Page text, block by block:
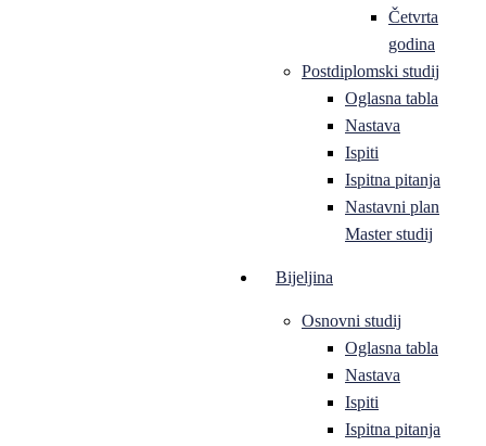
Četvrta
godina
Postdiplomski studij
Oglasna tabla
Nastava
Ispiti
Ispitna pitanja
Nastavni plan
Master studij
Bijeljina
Osnovni studij
Oglasna tabla
Nastava
Ispiti
Ispitna pitanja